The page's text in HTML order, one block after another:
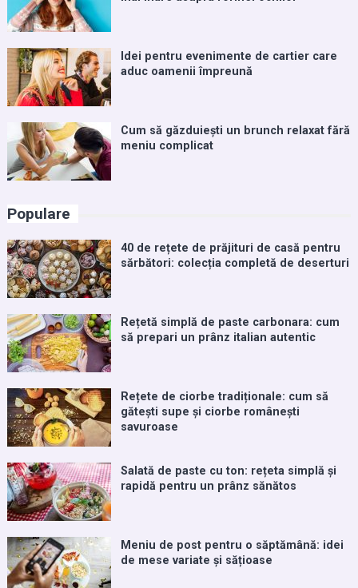
Idei pentru evenimente de cartier care
aduc oamenii împreună
Cum să găzduiești un brunch relaxat fără
meniu complicat
Populare
40 de rețete de prăjituri de casă pentru
sărbători: colecția completă de deserturi
Rețetă simplă de paste carbonara: cum
să prepari un prânz italian autentic
Rețete de ciorbe tradiționale: cum să
gătești supe și ciorbe românești
savuroase
Salată de paste cu ton: rețeta simplă și
rapidă pentru un prânz sănătos
Meniu de post pentru o săptămână: idei
de mese variate și sățioase